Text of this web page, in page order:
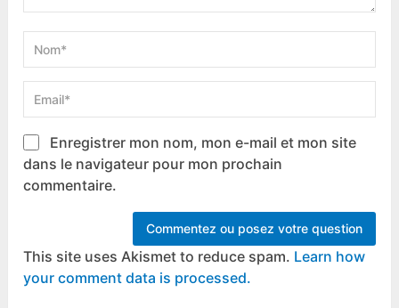
Enregistrer mon nom, mon e-mail et mon site
dans le navigateur pour mon prochain
commentaire.
This site uses Akismet to reduce spam. Learn how
your comment data is processed.